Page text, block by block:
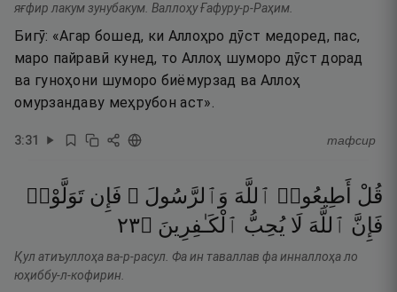
яғфир лакум зунубакум. Валлоҳу Ғафуру-р-Раҳим.
Бигӯ: «Агар бошед, ки Аллоҳро дӯст медоред, пас,
маро пайравӣ кунед, то Аллоҳ шуморо дӯст дорад
ва гуноҳони шуморо биёмурзад ва Аллоҳ
омурзандаву меҳрубон аст».
3:31 тафсир
قُلْ أَطِيعُوا۟ ٱللَّهَ وَٱلرَّسُولَ ۖ فَإِن تَوَلَّوْا۟
فَإِنَّ ٱللَّهَ لَا يُحِبُّ ٱلْكَـٰفِرِينَ ۝٣٢
Қул атиъуллоҳа ва-р-расул. Фа ин таваллав фа инналлоҳа ло
юҳиббу-л-кофирин.